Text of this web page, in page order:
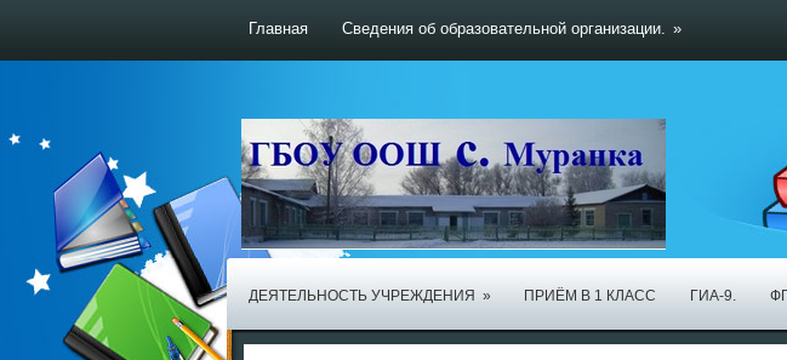
Главная Сведения об образовательной организации. »
ДЕЯТЕЛЬНОСТЬ УЧРЕЖДЕНИЯ » ПРИЁМ В 1 КЛАСС ГИА-9.